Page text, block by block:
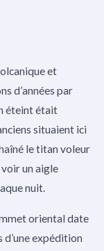
et
d’années par
éteint était
situaient ici
le titan voleur
voir un aigle
nuit.
oriental date
expédition